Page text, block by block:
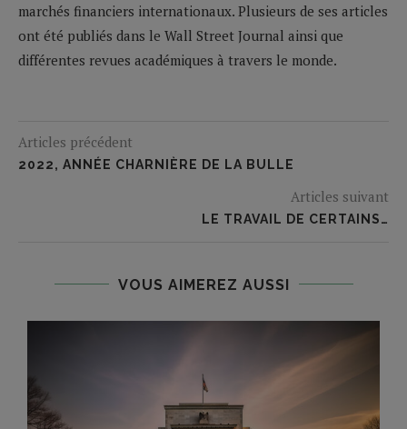
marchés financiers internationaux. Plusieurs de ses articles
ont été publiés dans le Wall Street Journal ainsi que
différentes revues académiques à travers le monde.
Articles précédent
2022, ANNÉE CHARNIÈRE DE LA BULLE
Articles suivant
LE TRAVAIL DE CERTAINS…
VOUS AIMEREZ AUSSI